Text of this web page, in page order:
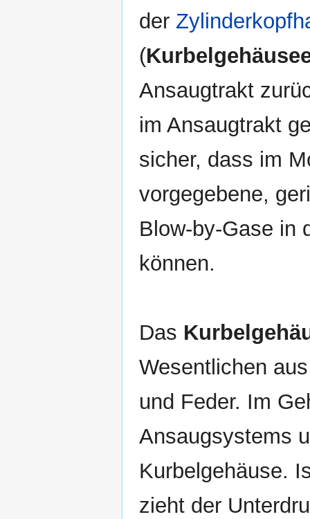
der
(
Ansaugtrakt
im Ansaugtrakt
sicher, dass im
vorgegebene,
Blow-by-Gase in
können.
Das
Wesentlichen
und Feder. Im
Ansaugsystems
Kurbelgehäuse.
zieht der